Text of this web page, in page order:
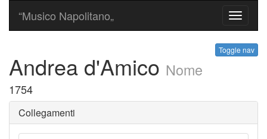
Toggle
“Musico Napolitano„
Toggle nav
Andrea d'Amico Nome
1754
Collegamenti